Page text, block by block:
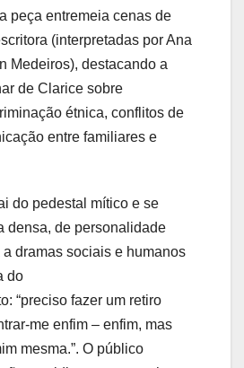
peça entremeia cenas de
(interpretadas por Ana
Medeiros), destacando a
de Clarice sobre
étnica, conflitos de
entre familiares e
do pedestal mítico e se
densa, de personalidade
dramas sociais e humanos
do
“preciso fazer um retiro
me enfim – enfim, mas
mesma.”. O público